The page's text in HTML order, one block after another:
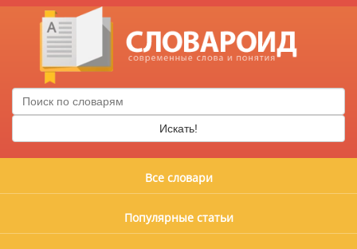
Искать!
Все словари
Популярные статьи